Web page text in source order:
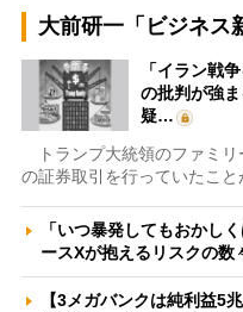
大前研一「ビジネス
「イラン戦
の批判が強
疑…
トランプ大統領のファミリ
の証券取引を行っていたこ
「いつ暴発してもおかし
ースXが抱えるリスクの
【3メガバンクは純利益5